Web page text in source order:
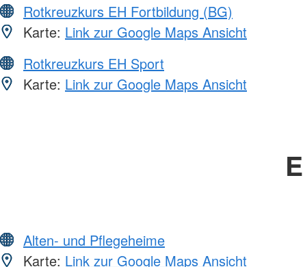
Rotkreuzkurs EH Fortbildung (BG)
Karte: Link zur Google Maps Ansicht
Rotkreuzkurs EH Sport
Karte: Link zur Google Maps Ansicht
Alten- und Pflegeheime
Karte: Link zur Google Maps Ansicht